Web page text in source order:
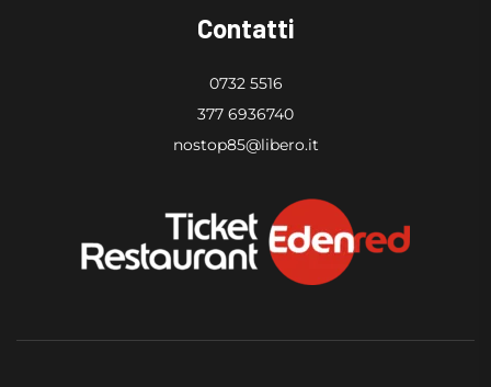
Contatti
0732 5516
377 6936740
nostop85@libero.it